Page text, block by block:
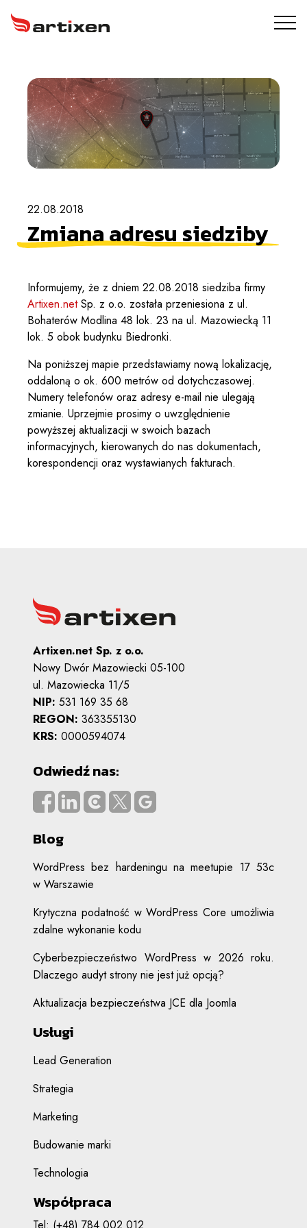
ARTIXEN PROTECT
PORTFOLIO
KONTAKT
22.08.2018
Zmiana adresu siedziby
Informujemy, że z dniem 22.08.2018 siedziba firmy
Artixen.netSp. z o.o. została przeniesiona z ul.
Bohaterów Modlina 48 lok. 23 na ul. Mazowiecką 11
lok. 5 obok budynku Biedronki.
Na poniższej mapie przedstawiamy nową lokalizację,
oddaloną o ok. 600 metrów od dotychczasowej.
Numery telefonów oraz adresy e-mail nie ulegają
zmianie. Uprzejmie prosimy o uwzględnienie
powyższej aktualizacji w swoich bazach
informacyjnych, kierowanych do nas dokumentach,
korespondencji oraz wystawianych fakturach.
Artixen.net Sp. z o.o.
Nowy Dwór Mazowiecki 05-100
ul. Mazowiecka 11/5
NIP: 531 169 35 68
REGON: 363355130
KRS: 0000594074
Odwiedź nas:
Blog
WordPress bez hardeningu na meetupie 17 53c
w Warszawie
Krytyczna podatność w WordPress Core umożliwia
zdalne wykonanie kodu
Cyberbezpieczeństwo WordPress w 2026 roku.
Dlaczego audyt strony nie jest już opcją?
Aktualizacja bezpieczeństwa JCE dla Joomla
Usługi
Lead Generation
Strategia
Marketing
Budowanie marki
Technologia
Współpraca